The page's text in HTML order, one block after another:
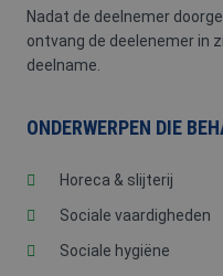
Nadat de deelnemer
ontvang de deelenemer in
deelname.
ONDERWERPEN DIE
Horeca & slijterij
Sociale vaardigheden
Sociale hygiëne